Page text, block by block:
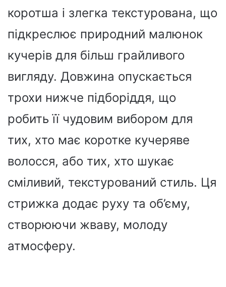
коротша і злегка текстурована, що
підкреслює природний малюнок
кучерів для більш грайливого
вигляду. Довжина опускається
трохи нижче підборіддя, що
робить її чудовим вибором для
тих, хто має коротке кучеряве
волосся, або тих, хто шукає
сміливий, текстурований стиль. Ця
стрижка додає руху та об’єму,
створюючи жваву, молоду
атмосферу.